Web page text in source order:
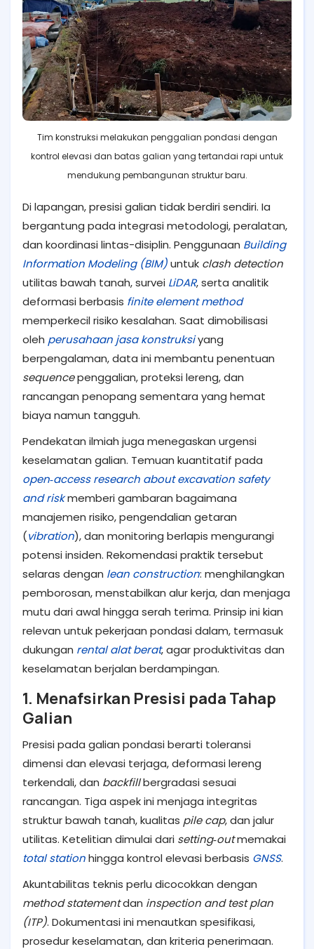
Tim konstruksi melakukan penggalian pondasi dengan
kontrol elevasi dan batas galian yang tertandai rapi untuk
mendukung pembangunan struktur baru.
Di lapangan, presisi galian tidak berdiri sendiri. Ia
bergantung pada integrasi metodologi, peralatan,
dan koordinasi lintas-disiplin. Penggunaan Building
Information Modeling (BIM)untuk clash detection
utilitas bawah tanah, survei LiDAR, serta analitik
deformasi berbasis finite element method
memperkecil risiko kesalahan. Saat dimobilisasi
oleh perusahaan jasa konstruksiyang
berpengalaman, data ini membantu penentuan
sequencepenggalian, proteksi lereng, dan
rancangan penopang sementara yang hemat
biaya namun tangguh.
Pendekatan ilmiah juga menegaskan urgensi
keselamatan galian. Temuan kuantitatif pada
open‑access research about excavation safety
and riskmemberi gambaran bagaimana
manajemen risiko, pengendalian getaran
(vibration), dan monitoring berlapis mengurangi
potensi insiden. Rekomendasi praktik tersebut
selaras dengan lean construction: menghilangkan
pemborosan, menstabilkan alur kerja, dan menjaga
mutu dari awal hingga serah terima. Prinsip ini kian
relevan untuk pekerjaan pondasi dalam, termasuk
dukungan rental alat berat, agar produktivitas dan
keselamatan berjalan berdampingan.
1. Menafsirkan Presisi pada Tahap
Galian
Presisi pada galian pondasi berarti toleransi
dimensi dan elevasi terjaga, deformasi lereng
terkendali, dan backfillbergradasi sesuai
rancangan. Tiga aspek ini menjaga integritas
struktur bawah tanah, kualitas pile cap, dan jalur
utilitas. Ketelitian dimulai dari setting‑outmemakai
total stationhingga kontrol elevasi berbasis GNSS.
Akuntabilitas teknis perlu dicocokkan dengan
method statementdan inspection and test plan
(ITP). Dokumentasi ini menautkan spesifikasi,
prosedur keselamatan, dan kriteria penerimaan.